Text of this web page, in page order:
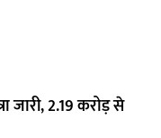
जारी, 2.19 करोड़ से